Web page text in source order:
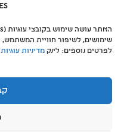
שימושים, לשיפור חוויית
לפרטים נוספים: לינק מדיניות עוגיות